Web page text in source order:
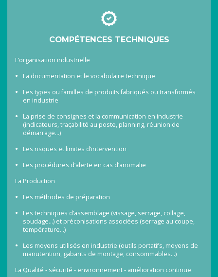
COMPÉTENCES TECHNIQUES
L’organisation industrielle
La documentation et le vocabulaire technique
Les types ou familles de produits fabriqués ou transformés
en industrie
La prise de consignes et la communication en industrie
(indicateurs, traçabilité au poste, planning, réunion de
démarrage…)
Les risques et limites d’intervention
Les procédures d’alerte en cas d’anomalie
La Production
Les méthodes de préparation
Les techniques d’assemblage (vissage, serrage, collage,
soudage…) et préconisations associées (serrage au coupe,
température…)
Les moyens utilisés en industrie (outils portatifs, moyens de
manutention, gabarits de montage, consommables…)
La Qualité - sécurité - environnement - amélioration continue